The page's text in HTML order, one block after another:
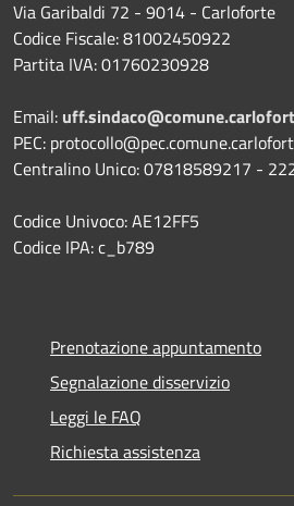
Via Garibaldi 72 - 9014 - Carloforte
Codice Fiscale: 81002450922
Partita IVA: 01760230928
Email:
PEC:
Centralino Unico: 07818589217 -
Codice Univoco: AE12FF5
Codice IPA: c_b789
Prenotazione appuntamento
Segnalazione disservizio
Leggi le FAQ
Richiesta assistenza